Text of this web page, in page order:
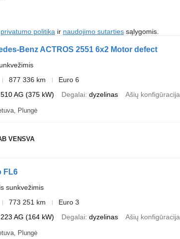
privatumo politika ir naudojimo sutartiessąlygomis.
Benz ACTROS 2551 6x2 Motor defect
877 336 km
Euro 6
510 AG (375 kW) Degalai dyzelinas Ašių konfigūracija
Plungė
VENSVA
FL6
sunkvežimis
773 251 km
Euro 3
223 AG (164 kW) Degalai dyzelinas Ašių konfigūracija
Plungė